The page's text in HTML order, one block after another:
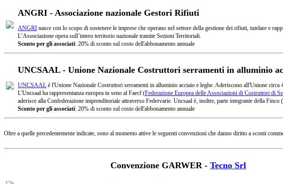
ANGRI - Associazione nazionale Gestori Rifiuti
ANGRI nasce con lo scopo di sostenere le imprese che operano nel settore della gestione dei rifiuti, tutelare e
L’Associazione opera sull’intero territorio nazionale tramite Sezioni Territoriali.
Sconto per gli associati: 20% di sconto sul costo dell'abbonamento annuale
UNCSAAL - Unione Nazionale Costruttori serramenti in alluminio
UNCSAAL è l'Unione Nazionale Costruttori serramenti in alluminio acciaio e leghe. Aderiscono all'Unione
L'Uncsaal ha rappresentanza europea in seno al Faecf (Federazione Europea delle Associazioni di Costruttori di
aderisce alla Confederazione imprenditoriale attraverso Federvarie. Uncsaal è, inoltre, parte integrante della Finco (
Sconto per gli associati: 20% di sconto sul costo dell'abbonamento annuale
Oltre a quelle precedentemente indicate, sono al momento attive le seguenti convenzioni che danno diritto a sconti
Convenzione GARWER - Tecno Srl